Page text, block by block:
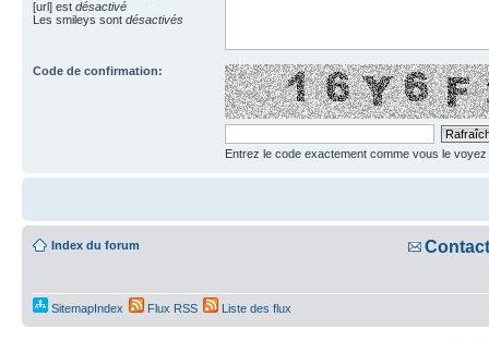
[url] est désactivé
Les smileys sont désactivés
Code de confirmation:
Entrez le code exactement comme vous le
Index du forum Contact
SitemapIndex Flux RSS Liste des flux